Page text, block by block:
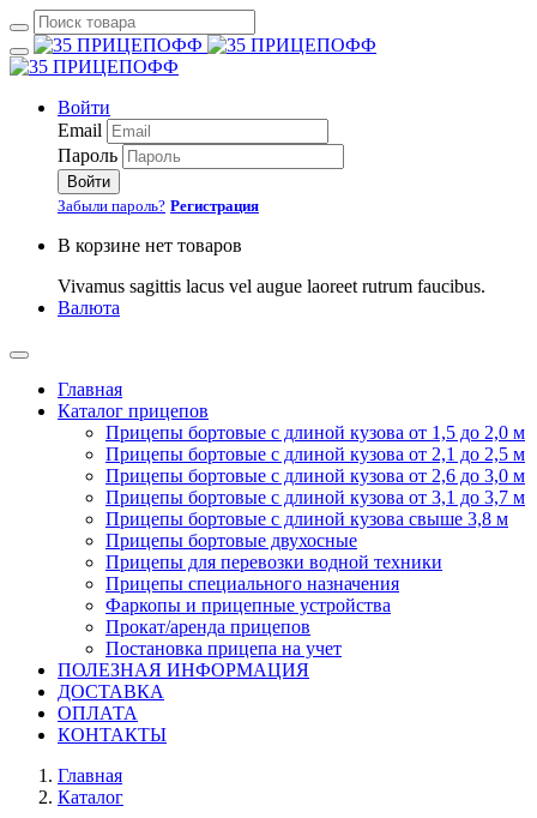
Войти
Email
Пароль
Войти
Забыли пароль? Регистрация
В корзине нет товаров
Vivamus sagittis lacus vel augue laoreet rutrum faucibus.
Валюта
Главная
Каталог прицепов
Прицепы бортовые с длиной кузова от 1,5 до 2,0 м
Прицепы бортовые с длиной кузова от 2,1 до 2,5 м
Прицепы бортовые с длиной кузова от 2,6 до 3,0 м
Прицепы бортовые с длиной кузова от 3,1 до 3,7 м
Прицепы бортовые с длиной кузова свыше 3,8 м
Прицепы бортовые двухосные
Прицепы для перевозки водной техники
Прицепы специального назначения
Фаркопы и прицепные устройства
Прокат/аренда прицепов
Постановка прицепа на учет
ПОЛЕЗНАЯ ИНФОРМАЦИЯ
ДОСТАВКА
ОПЛАТА
КОНТАКТЫ
Главная
Каталог